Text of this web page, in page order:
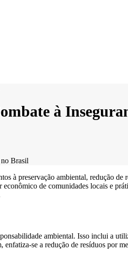
à
Brasil
à preservação ambiental, redução
de comunidades locais e
ambiental. Isso inclui a
se a redução de resíduos por